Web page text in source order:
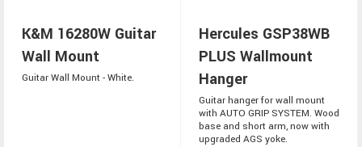
K&M 16280W Guitar
Wall Mount
Guitar Wall Mount - White.
Hercules GSP38WB
PLUS Wallmount
Hanger
Guitar hanger for wall mount
with AUTO GRIP SYSTEM. Wood
base and short arm, now with
upgraded AGS yoke.